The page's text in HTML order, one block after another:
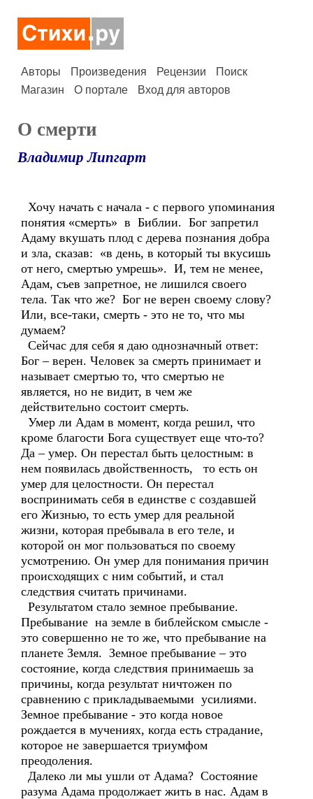
Авторы Произведения Рецензии
Поиск
Магазин
О портале Вход для авторов
О смерти
Владимир Липгарт
Хочу начать с начала - с первого упоминания
понятия «смерть» в Библии. Бог запретил
Адаму вкушать плод с дерева познания добра
и зла, сказав: «в день, в который ты вкусишь
от него, смертью умрешь». И, тем не менее,
Адам, съев запретное, не лишился своего
тела. Так что же? Бог не верен своему слову?
Или, все-таки, смерть - это не то, что мы
думаем?
Сейчас для себя я даю однозначный ответ:
Бог – верен. Человек за смерть принимает и
называет смертью то, что смертью не
является, но не видит, в чем же
действительно состоит смерть.
Умер ли Адам в момент, когда решил, что
кроме благости Бога существует еще что-то?
Да – умер. Он перестал быть целостным: в
нем появилась двойственность, то есть он
умер для целостности. Он перестал
воспринимать себя в единстве с создавшей
его Жизнью, то есть умер для реальной
жизни, которая пребывала в его теле, и
которой он мог пользоваться по своему
усмотрению. Он умер для понимания причин
происходящих с ним событий, и стал
следствия считать причинами.
Результатом стало земное пребывание.
Пребывание на земле в библейском смысле -
это совершенно не то же, что пребывание на
планете Земля. Земное пребывание – это
состояние, когда следствия принимаешь за
причины, когда результат ничтожен по
сравнению с прикладываемыми усилиями.
Земное пребывание - это когда новое
рождается в мучениях, когда есть страдание,
которое не завершается триумфом
преодоления.
Далеко ли мы ушли от Адама? Состояние
разума Адама продолжает жить в нас. Адам в